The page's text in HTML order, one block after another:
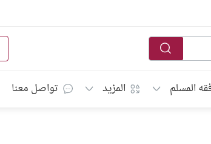
المسلم المزيد تواصل معنا